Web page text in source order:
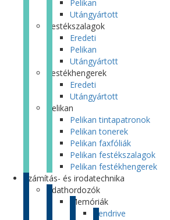
Pelikan
Utángyártott
Festékszalagok
Eredeti
Pelikan
Utángyártott
Festékhengerek
Eredeti
Utángyártott
Pelikan
Pelikan tintapatronok
Pelikan tonerek
Pelikan faxfóliák
Pelikan festékszalagok
Pelikan festékhengerek
Számítás- és irodatechnika
Adathordozók
Memóriák
Pendrive